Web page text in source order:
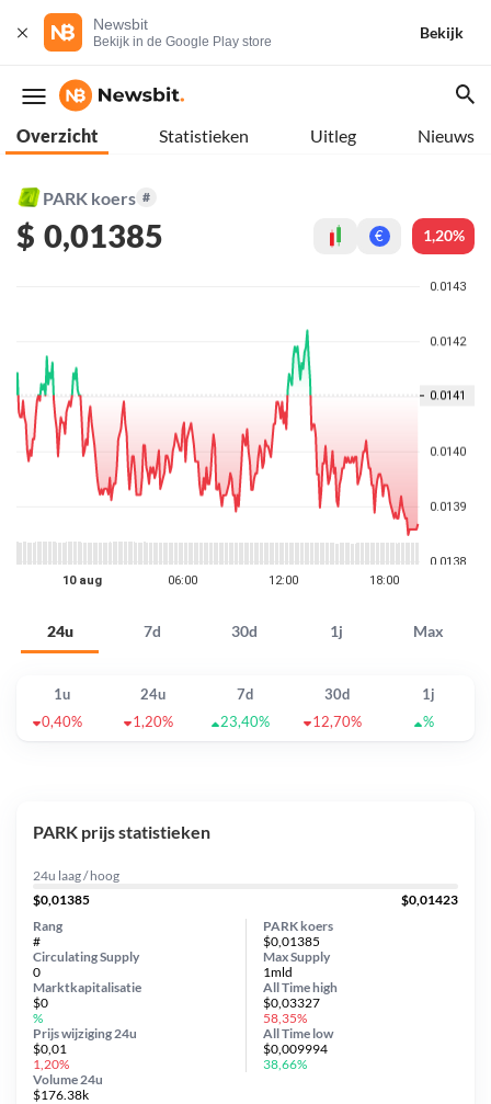
Newsbit
Bekijk in de Google Play store
Bekijk
Overzicht Statistieken Uitleg Nieuws
PARK koers #
$ 0,01385 € 1,20%
24u 7d 30d 1j Max
1u 24u 7d 30d
1j
0,40%
1,20% 23,40% 12,70% %
PARK prijs statistieken
24u laag / hoog
$0,01385
$0,01423
PARK koers
$0,01385
Circulating Supply
0
Prijs wijziging 24u
$0,01
1,20%
Max Supply
1mld
Marktkapitalisatie
$0
%
Volume 24u
$176.38k
Rang
#
All Timehigh
$0,03327
58,35%
All Time low
$0,009994
38,66%